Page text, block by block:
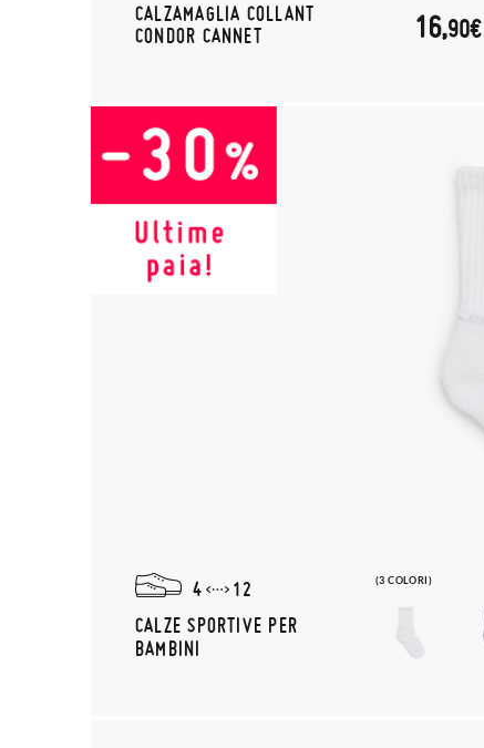
CALZAMAGLIA COLLANT
CONDOR CANNET
16,90€
(3 COLORI)
4
12
CALZE SPORTIVE PER
BAMBINI